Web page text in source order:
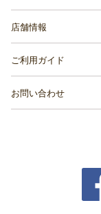
店舗情報
ご利用ガイド
お問い合わせ